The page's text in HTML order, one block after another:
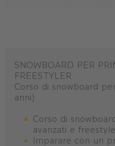
SNOWBOARD PER
FREESTYLER
Corso di snowboard
anni)
Corso di
avanzati e
Imparare con un